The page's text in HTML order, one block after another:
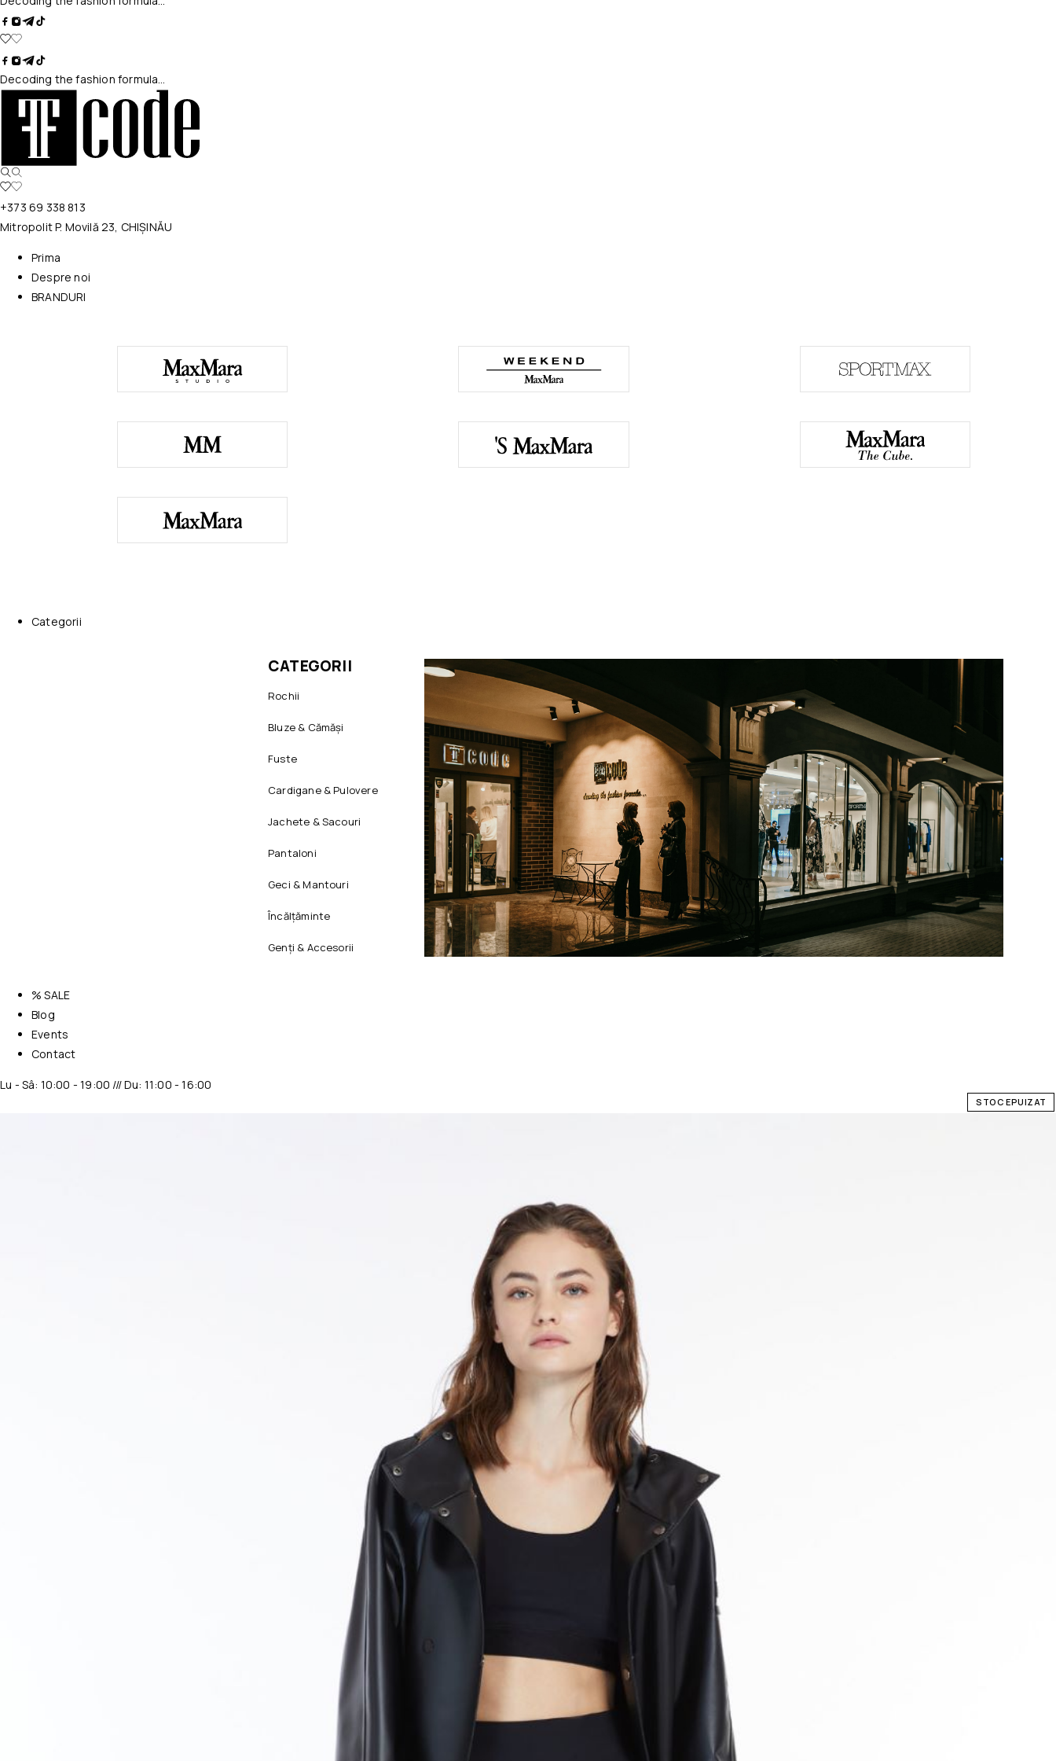
Decoding the fashion formula…
+373 69 338 813
Mitropolit P. Movilă 23, CHIȘINĂU
Prima
Despre noi
BRANDURI
Categorii
CATEGORII
Rochii
Bluze & Cămăși
Fuste
Cardigane & Pulovere
Jachete & Sacouri
Pantaloni
Geci & Mantouri
Încălțăminte
Genți & Accesorii
% SALE
Blog
Events
Contact
Lu - Sâ: 10:00 - 19:00 /// Du: 11:00 - 16:00
STOC EPUIZAT